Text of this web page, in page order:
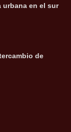
urbana en el sur
de